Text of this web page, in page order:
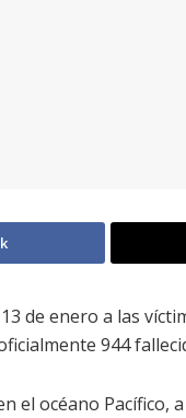
de enero a las
944
el océano Pacífico,